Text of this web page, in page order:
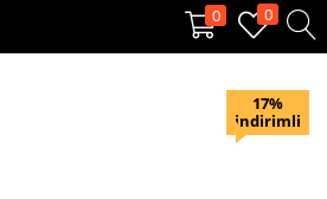
0 0
KAYIT OL
17%
indirimli